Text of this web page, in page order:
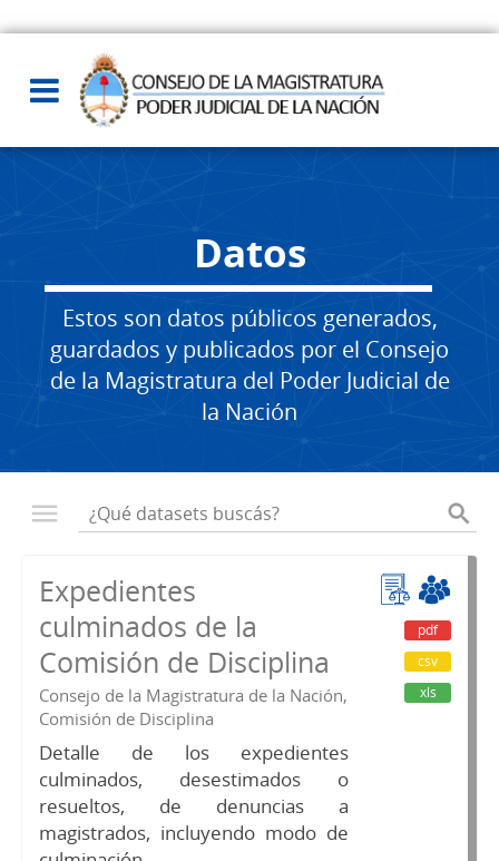
Datos
Estos son datos públicos generados,
guardados y publicados por el Consejo
de la Magistratura del Poder Judicial de
la Nación
Expedientes
culminados de la
Comisión de Disciplina
Consejo de la Magistratura de la Nación,
Comisión de Disciplina
Detalle de los expedientes
culminados, desestimados o
resueltos, de denuncias a
magistrados, incluyendo modo de
pdf
csv
xls